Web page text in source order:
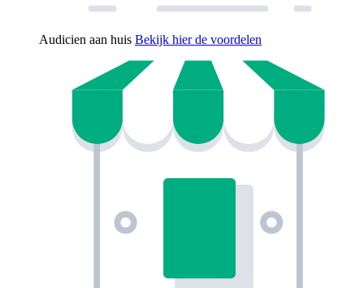
Audicien aan huis Bekijk hier de voordelen